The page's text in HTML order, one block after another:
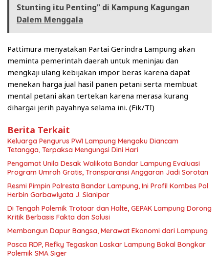
Stunting itu Penting” di Kampung Kagungan
Dalem Menggala
Pattimura menyatakan Partai Gerindra Lampung akan
meminta pemerintah daerah untuk meninjau dan
mengkaji ulang kebijakan impor beras karena dapat
menekan harga jual hasil panen petani serta membuat
mental petani akan tertekan karena merasa kurang
dihargai jerih payahnya selama ini. (Fik/TI)
Berita Terkait
Keluarga Pengurus PWI Lampung Mengaku Diancam
Tetangga, Terpaksa Mengungsi Dini Hari
Pengamat Unila Desak Walikota Bandar Lampung Evaluasi
Program Umrah Gratis, Transparansi Anggaran Jadi Sorotan
Resmi Pimpin Polresta Bandar Lampung, Ini Profil Kombes Pol
Herbin Garbawiyata J. Sianipar
Di Tengah Polemik Trotoar dan Halte, GEPAK Lampung Dorong
Kritik Berbasis Fakta dan Solusi
Membangun Dapur Bangsa, Merawat Ekonomi dari Lampung
Pasca RDP, Refky Tegaskan Laskar Lampung Bakal Bongkar
Polemik SMA Siger